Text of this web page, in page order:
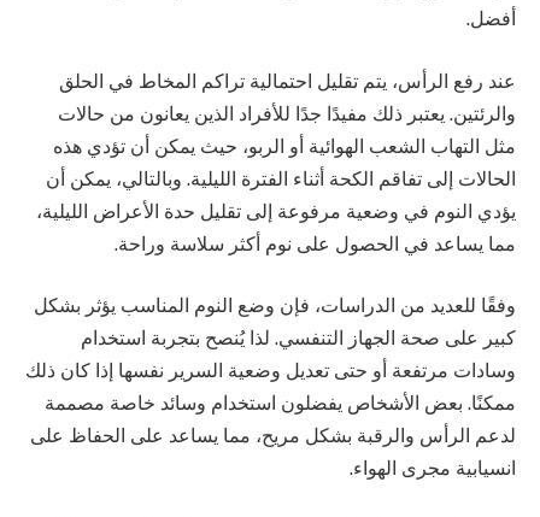
أفضل.
عند رفع الرأس، يتم تقليل احتمالية تراكم المخاط في الحلق
والرئتين. يعتبر ذلك مفيدًا جدًا للأفراد الذين يعانون من حالات
مثل التهاب الشعب الهوائية أو الربو، حيث يمكن أن تؤدي هذه
الحالات إلى تفاقم الكحة أثناء الفترة الليلية. وبالتالي، يمكن أن
يؤدي النوم في وضعية مرفوعة إلى تقليل حدة الأعراض الليلية،
مما يساعد في الحصول على نوم أكثر سلاسة وراحة.
وفقًا للعديد من الدراسات، فإن وضع النوم المناسب يؤثر بشكل
كبير على صحة الجهاز التنفسي. لذا يُنصح بتجربة استخدام
وسادات مرتفعة أو حتى تعديل وضعية السرير نفسها إذا كان ذلك
ممكنًا. بعض الأشخاص يفضلون استخدام وسائد خاصة مصممة
لدعم الرأس والرقبة بشكل مريح، مما يساعد على الحفاظ على
انسيابية مجرى الهواء.